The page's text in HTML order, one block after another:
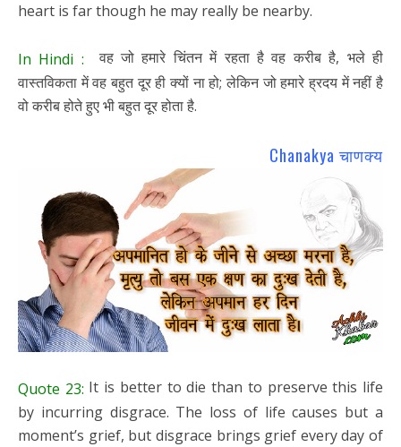
heart is far though he may really be nearby.
In Hindi : वह जो हमारे चिंतन में रहता है वह करीब है, भले ही
वास्तविकता में वह बहुत दूर ही क्यों ना हो; लेकिन जो हमारे ह्रदय में नहीं है
वो करीब होते हुए भी बहुत दूर होता है.
Chanakya चाणक्य
Quote 23: It is better to die than to preserve this life
by incurring disgrace. The loss of life causes but a
moment’s grief, but disgrace brings grief every day of